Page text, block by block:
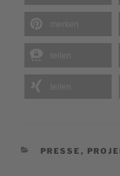
KATEGORIEN
PRESSE ,